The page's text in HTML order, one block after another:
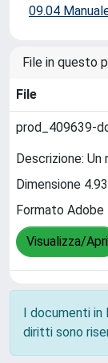
09.04
File in questo
File
prod_409639-
Descrizione:
Dimensione
Formato Adobe
Visualizza/Apri
I documenti
diritti sono